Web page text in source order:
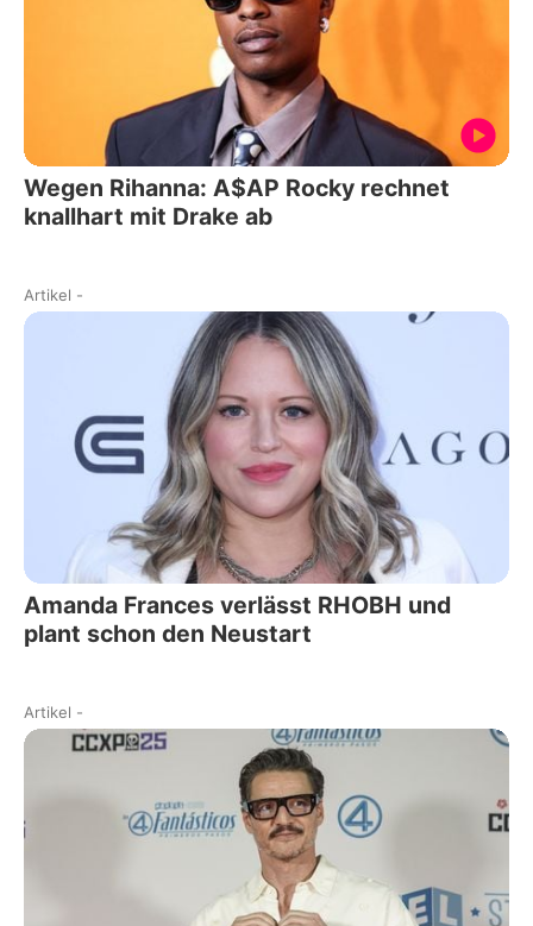
Wegen Rihanna: A$AP Rocky rechnet
knallhart mit Drake ab
Artikel -
Amanda Frances verlässt RHOBH und
plant schon den Neustart
Artikel -